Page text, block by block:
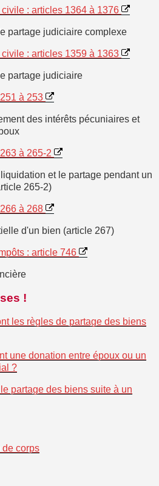
: articles 1364 à 1376
partage judiciaire complexe
: articles 1359 à 1363
partage judiciaire
à 253
des intérêts pécuniaires et
à 265-2
et le partage pendant un
265-2)
à 268
d'un bien (article 267)
: article 746
!
les règles de partage des biens
une donation entre époux ou un
?
partage des biens suite à un
de corps